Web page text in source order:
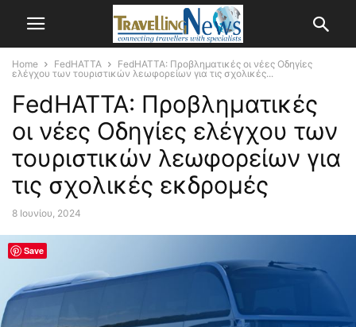
Home FedHATTA
FedHATTA: Προβληματικές οι νέες Οδηγίες
ελέγχου των τουριστικών λεωφορείων για τις σχολικές...
FedHATTA: Προβληματικές
οι νέες Οδηγίες ελέγχου των
τουριστικών λεωφορείων για
τις σχολικές εκδρομές
8 Ιουνίου, 2024
Save